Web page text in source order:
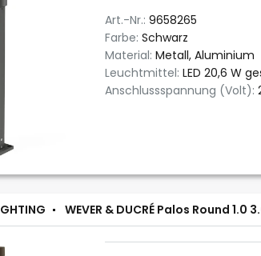
Art.-Nr.: 9658265
Farbe: Schwarz
Material: Metall, Aluminium
Leuchtmittel: LED 20,6 W
Anschlussspannung (Volt):
WEVER & DUCRÉ Palos Round